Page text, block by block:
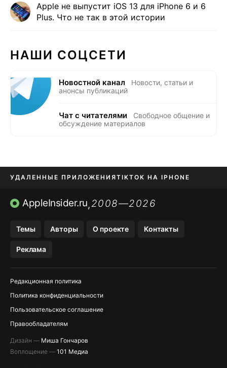
Apple не выпустит iOS 13 для iPhone 6 и 6
Plus. Что не так в этой истории
НАШИ СОЦСЕТИ
Новостной канал
Новости, статьи и
анонсы публикаций
Чат с читателями
Свободное общение и
обсуждение материалов
УДАЛЕННЫЕ ПРИЛОЖЕНИЯTIKTOK НА IPHONE
ПРИЛОЖЕНИЯ БЕЗ APP STORE
AppleInsider.ru,2008—2026
Темы Авторы О проекте Контакты
Реклама
Редакционная политика
Политика конфиденциальности
Пользовательское соглашение
Правообладателям
Дизайн — Миша Гончаров
Воплощение — 101 Медиа